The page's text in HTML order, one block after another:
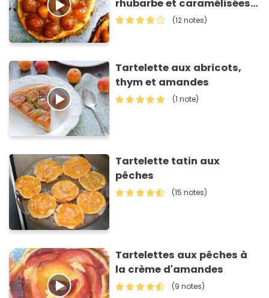
rhubarbe et caramélisées
au miel de romarin
(12 notes)
Tartelette aux abricots,
thym et amandes
(1 note)
Tartelette tatin aux
pêches
(15 notes)
Tartelettes aux pêches à
la crème d'amandes
(9 notes)